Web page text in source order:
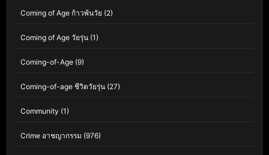
Coming of Age ก้าวพ้นวัย (2)
Coming of Age วัยรุ่น (1)
Coming-of-Age (9)
Coming-of-age ชีวิตวัยรุ่น (27)
Community (1)
Crime อาชญากรรม (976)